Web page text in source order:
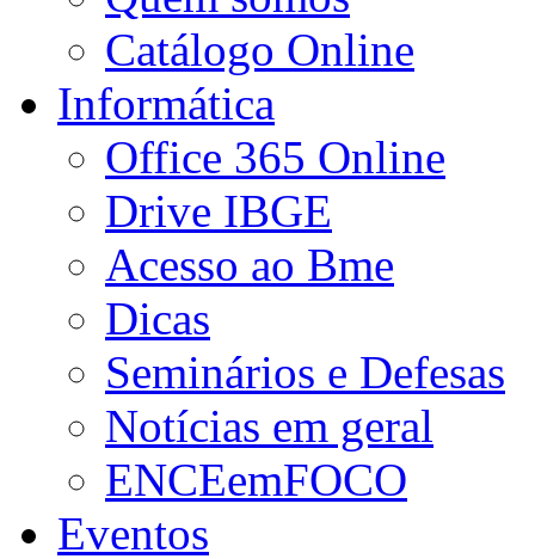
Catálogo Online
Informática
Office 365 Online
Drive IBGE
Acesso ao Bme
Dicas
Seminários e Defesas
Notícias em geral
ENCEemFOCO
Eventos